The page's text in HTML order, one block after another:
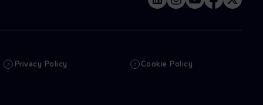
Privacy Policy Cookie Policy